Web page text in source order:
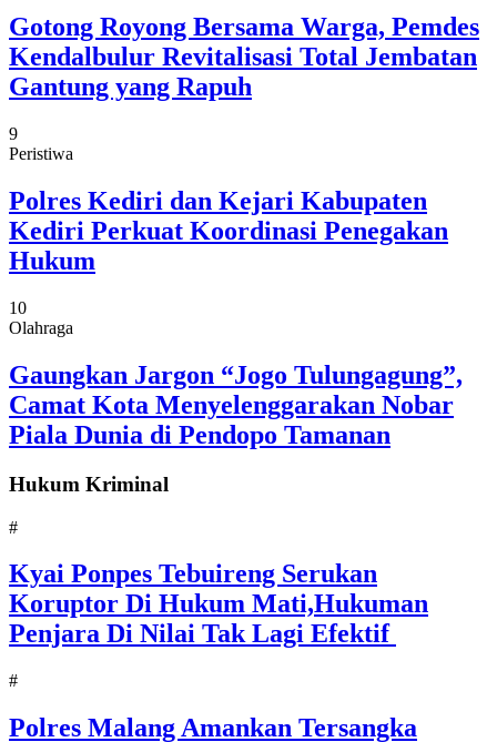
Gotong Royong Bersama Warga, Pemdes
Kendalbulur Revitalisasi Total Jembatan
Gantung yang Rapuh
9
Peristiwa
Polres Kediri dan Kejari Kabupaten
Kediri Perkuat Koordinasi Penegakan
Hukum
10
Olahraga
Gaungkan Jargon “Jogo Tulungagung”,
Camat Kota Menyelenggarakan Nobar
Piala Dunia di Pendopo Tamanan
Hukum Kriminal
#
Kyai Ponpes Tebuireng Serukan
Koruptor Di Hukum Mati,Hukuman
Penjara Di Nilai Tak Lagi Efektif
#
Polres Malang Amankan Tersangka